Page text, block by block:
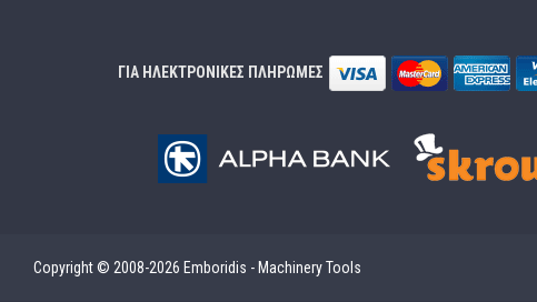
ΓΙΑ ΗΛΕΚΤΡΟΝΙΚΕΣ ΠΛΗΡΩΜΕΣ
Copyright © 2008-2026 Emboridis - Machinery Tools